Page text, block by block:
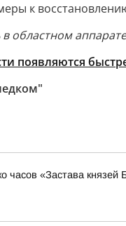
к
областном
появляются
часов «Застава